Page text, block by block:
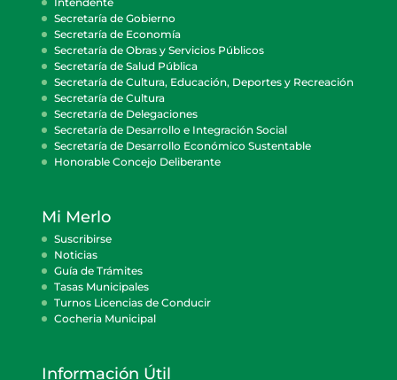
Secretaría de Gobierno
Secretaría de Economía
Secretaría de Obras y Servicios Públicos
Secretaría de Salud Pública
Secretaría de Cultura, Educación, Deportes y Recreación
Secretaría de Cultura
Secretaría de Delegaciones
Secretaría de Desarrollo e Integración Social
Secretaría de Desarrollo Económico Sustentable
Honorable Concejo Deliberante
Mi Merlo
Suscribirse
Noticias
Guía de Trámites
Tasas Municipales
Turnos Licencias de Conducir
Cocheria Municipal
Información Útil